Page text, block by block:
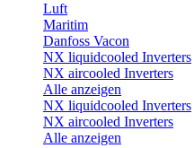
Luft
Maritim
Danfoss Vacon
NX liquidcooled Inverters
NX aircooled Inverters
Alle anzeigen
NX liquidcooled Inverters
NX aircooled Inverters
Alle anzeigen